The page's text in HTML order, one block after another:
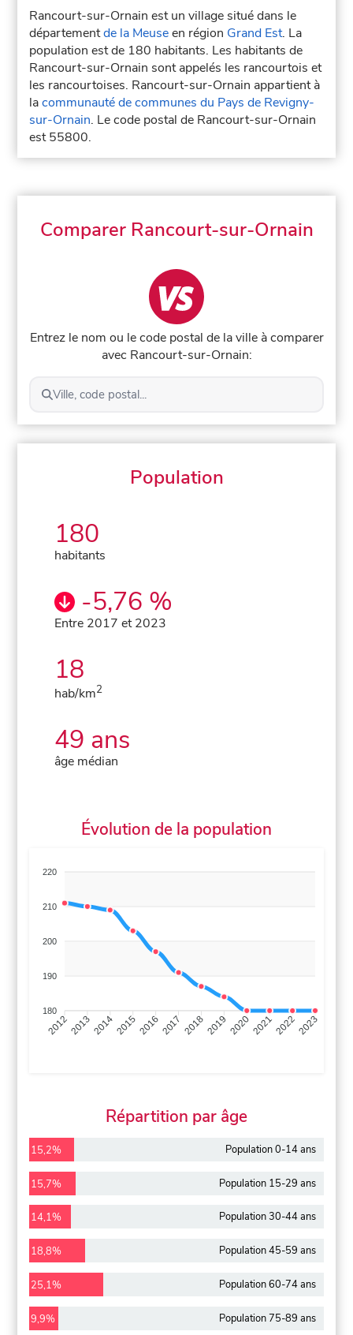
Rancourt-sur-Ornain est un village situé dans le
départementde la Meuseen région Grand Est. La
population est de 180 habitants. Les habitants de
Rancourt-sur-Ornain sont appelés les rancourtois et
les rancourtoises. Rancourt-sur-Ornain appartient à
lacommunauté de communes du Pays de Revigny-
sur-Ornain. Le code postal de Rancourt-sur-Ornain
est 55800.
Comparer Rancourt-sur-Ornain
Entrez le nom ou le code postal de la ville à comparer
avec Rancourt-sur-Ornain:
Ville, code postal...
Population
180
habitants
-5,76 %
Entre 2017 et 2023
18
hab/km2
49 ans
âge médian
Évolution de la population
220
210
200
190
180
201220132014201520162017 20182019 2020202120222023
Répartition par âge
15,2% Population 0-14 ans
15,7% Population 15-29 ans
14,1% Population 30-44 ans
18,8% Population 45-59 ans
25,1% Population 60-74 ans
9,9% Population 75-89 ans